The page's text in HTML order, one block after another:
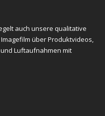
auch unsere qualitative
über Produktvideos,
Luftaufnahmen mit